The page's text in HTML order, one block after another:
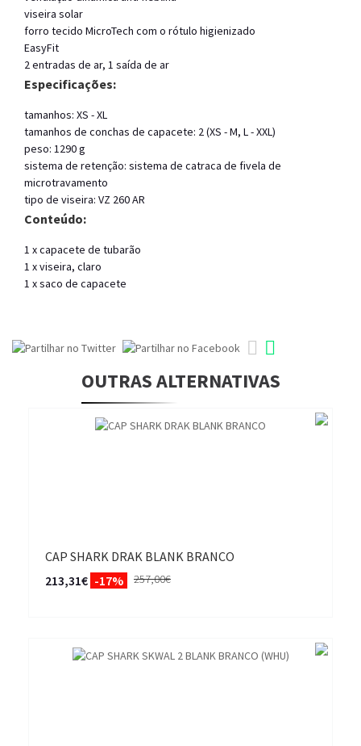
viseira solar
forro tecido MicroTech com o rótulo higienizado
EasyFit
2 entradas de ar, 1 saída de ar
Especificações:
tamanhos: XS - XL
tamanhos de conchas de capacete: 2 (XS - M, L - XXL)
peso: 1290 g
sistema de retenção: sistema de catraca de fivela de
microtravamento
tipo de viseira: VZ 260 AR
Conteúdo:
1 x capacete de tubarão
1 x viseira, claro
1 x saco de capacete
OUTRAS ALTERNATIVAS
CAP SHARK DRAK BLANK BRANCO
213,31€ -17% 257,00€